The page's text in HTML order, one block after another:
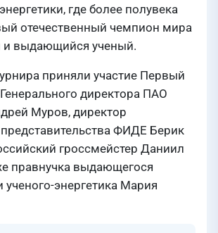
где более полувека
отечественный чемпион мира
и выдающийся ученый.
приняли участие Первый
директора ПАО
Муров, директор
ФИДЕ Берик
гроссмейстер Даниил
правнучка выдающегося
ученого-энергетика Мария